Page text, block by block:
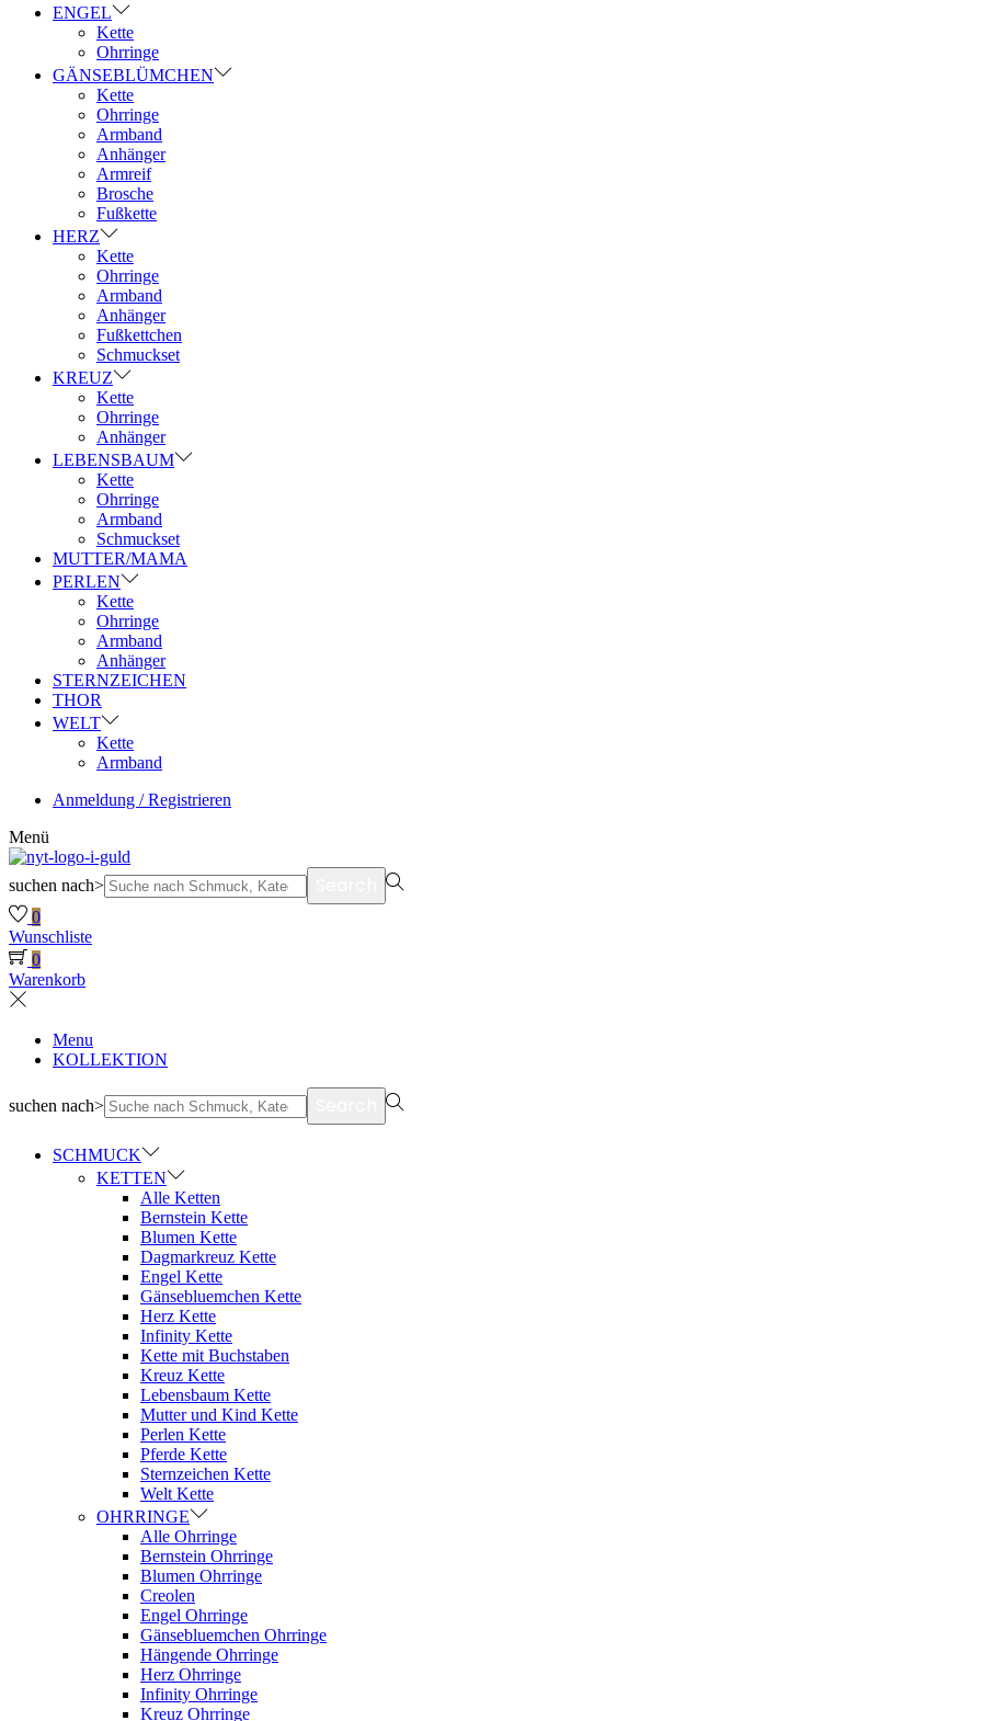
ENGEL
Kette
Ohrringe
GÄNSEBLÜMCHEN
Kette
Ohrringe
Armband
Anhänger
Armreif
Brosche
Fußkette
HERZ
Kette
Ohrringe
Armband
Anhänger
Fußkettchen
Schmuckset
KREUZ
Kette
Ohrringe
Anhänger
LEBENSBAUM
Kette
Ohrringe
Armband
Schmuckset
MUTTER/MAMA
PERLEN
Kette
Ohrringe
Armband
Anhänger
STERNZEICHEN
THOR
WELT
Kette
Armband
Anmeldung / Registrieren
Menü
suchen nach>
0
Wunschliste
0
Warenkorb
Menu
KOLLEKTION
suchen nach>
SCHMUCK
KETTEN
Alle Ketten
Bernstein Kette
Blumen Kette
Dagmarkreuz Kette
Engel Kette
Gänsebluemchen Kette
Herz Kette
Infinity Kette
Kette mit Buchstaben
Kreuz Kette
Lebensbaum Kette
Mutter und Kind Kette
Perlen Kette
Pferde Kette
Sternzeichen Kette
Welt Kette
OHRRINGE
Alle Ohrringe
Bernstein Ohrringe
Blumen Ohrringe
Creolen
Engel Ohrringe
Gänsebluemchen Ohrringe
Hängende Ohrringe
Herz Ohrringe
Infinity Ohrringe
Kreuz Ohrringe